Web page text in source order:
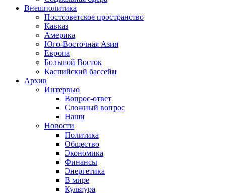
Внешполитика
Постсоветское пространство
Кавказ
Америка
Юго-Восточная Азия
Европа
Большой Восток
Каспийский бассейн
Архив
Интервью
Вопрос-ответ
Сложный вопрос
Наши
Новости
Политика
Общество
Экономика
Финансы
Энергетика
В мире
Культура